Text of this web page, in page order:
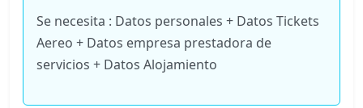
Se necesita : Datos personales + Datos Tickets
Aereo + Datos empresa prestadora de
servicios + Datos Alojamiento